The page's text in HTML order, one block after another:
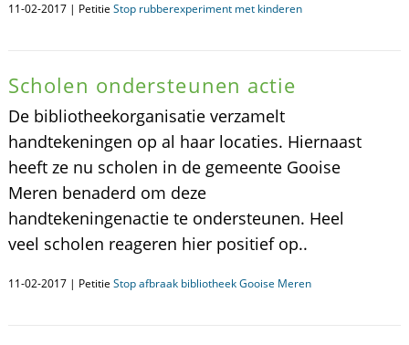
11-02-2017 | Petitie Stop rubberexperiment met kinderen
Scholen ondersteunen actie
De bibliotheekorganisatie verzamelt
handtekeningen op al haar locaties. Hiernaast
heeft ze nu scholen in de gemeente Gooise
Meren benaderd om deze
handtekeningenactie te ondersteunen. Heel
veel scholen reageren hier positief op..
11-02-2017 | Petitie Stop afbraak bibliotheek Gooise Meren